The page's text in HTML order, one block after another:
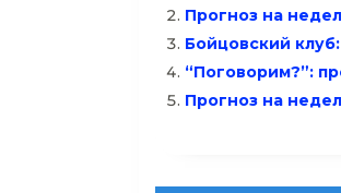
Прогноз на
Бойцовский
“Поговорим?”:
Прогноз на